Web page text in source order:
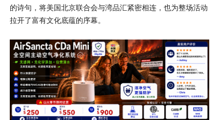
的诗句，将美国北京联合会与湾品汇紧密相连，也为整场活动
拉开了富有文化底蕴的序幕。